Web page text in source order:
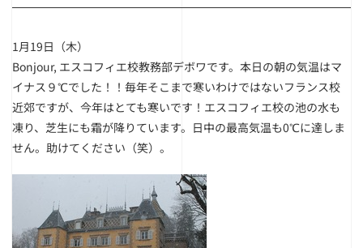
1月19日（木）
Bonjour, エスコフィエ校教務部デボワです。本日の朝の気温はマ
イナス９℃でした！！毎年そこまで寒いわけではないフランス校
近郊ですが、今年はとても寒いです！エスコフィエ校の池の水も
凍り、芝生にも霜が降りています。日中の最高気温も0℃に達しま
せん。助けてください（笑）。